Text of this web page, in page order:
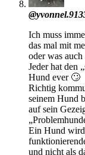
Ich muss
das mal mit
oder was
Jeder hat den
Hund ever 🙄
Richtig
seinem Hund
auf sein
Ein Hund
und nicht als